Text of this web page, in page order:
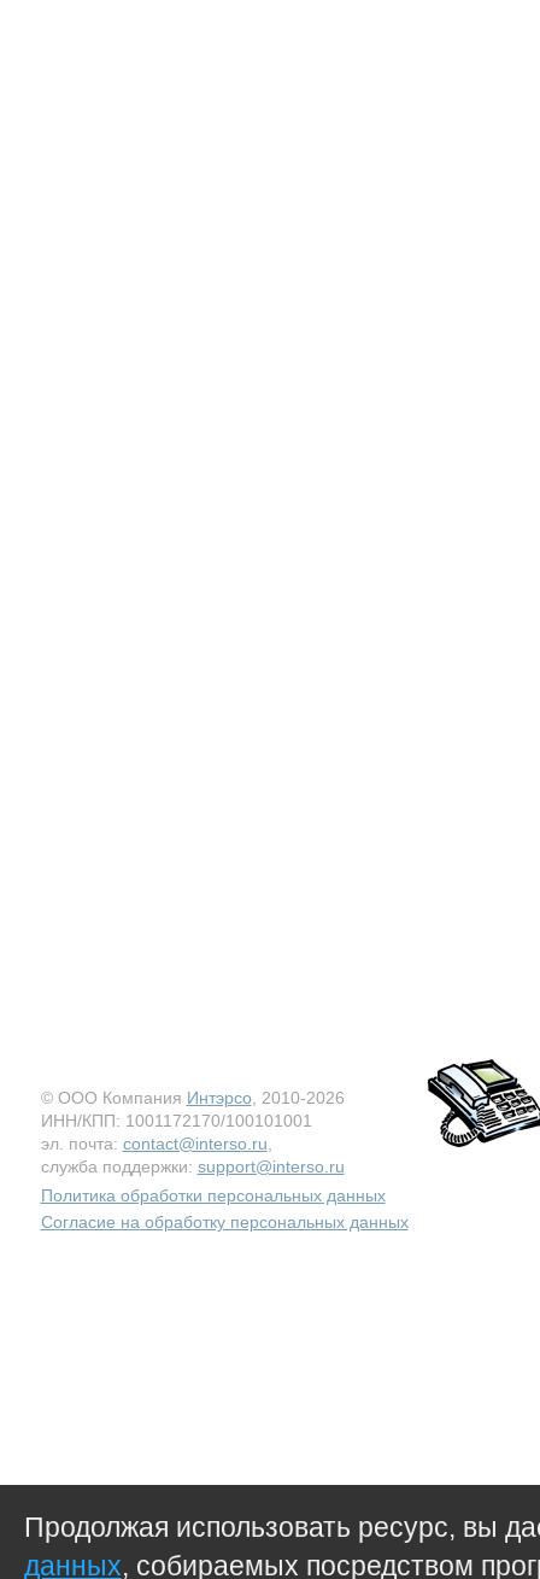
© ООО Компания Интэрсо , 2010-2026
ИНН/КПП: 1001172170/100101001
эл. почта: contact@interso.ru
служба поддержки: support@interso.ru
Политика обработки персональных данных
Согласие на обработку персональных данных
Продолжая использовать ресурс, вы
данных, собираемых посредством